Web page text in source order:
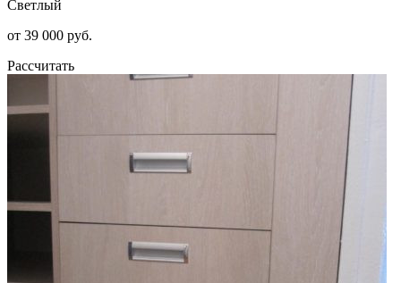
Светлый
от 39 000 руб.
Рассчитать